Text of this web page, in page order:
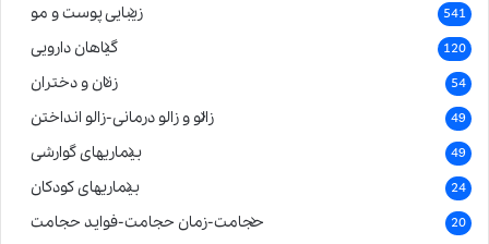
زیبایی پوست و مو 541
گیاهان دارویی 120
زنان و دختران 54
زالو و زالو درمانی-زالو انداختن 49
بیماریهای گوارشی 49
بیماریهای کودکان 24
حجامت-زمان حجامت-فواید حجامت 20